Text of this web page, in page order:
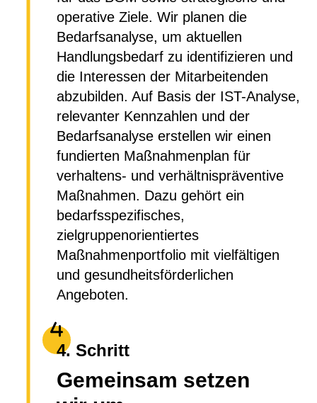
operative Ziele. Wir planen die
Bedarfsanalyse, um aktuellen
Handlungsbedarf zu identifizieren und
die Interessen der Mitarbeitenden
abzubilden. Auf Basis der IST-Analyse,
relevanter Kennzahlen und der
Bedarfsanalyse erstellen wir einen
fundierten Maßnahmenplan für
verhaltens- und verhältnispräventive
Maßnahmen. Dazu gehört ein
bedarfsspezifisches,
zielgruppenorientiertes
Maßnahmenportfolio mit vielfältigen
und gesundheitsförderlichen
Angeboten.
4. Schritt
Gemeinsam setzen